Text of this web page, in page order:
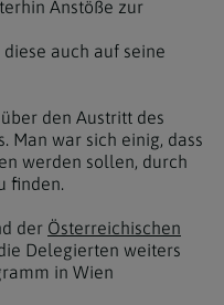
Anstöße zur
auch auf seine
den Austritt des
Man war sich einig, dass
werden sollen, durch
finden.
der Österreichischen
Delegierten weiters
in Wien